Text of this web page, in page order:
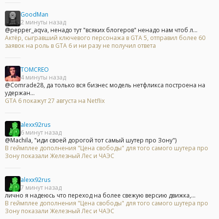
GoodMan
2 минуты назад
@pepper_aqva, ненадо тут "всяких блогеров" ненадо нам чтоб л...
Актёр, сыгравший ключевого персонажа в GTA 5, отправил более 60
заявок на роль в GTA 6 и ни разу не получил ответа
TOMCREO
4 минуты назад
@Comrade28, да только вся бизнес модель нетфликса построена на
удержан...
GTA 6 покажут 27 августа на Netflix
alexx92rus
6 минут назад
@Machila, "иди своей дорогой тот самый шутер про Зону")
В геймплее дополнения "Цена свободы" для того самого шутера про
Зону показали Железный Лес и ЧАЭС
alexx92rus
7 минут назад
лично я надеюсь что переход на более свежую версию движка,...
В геймплее дополнения "Цена свободы" для того самого шутера про
Зону показали Железный Лес и ЧАЭС